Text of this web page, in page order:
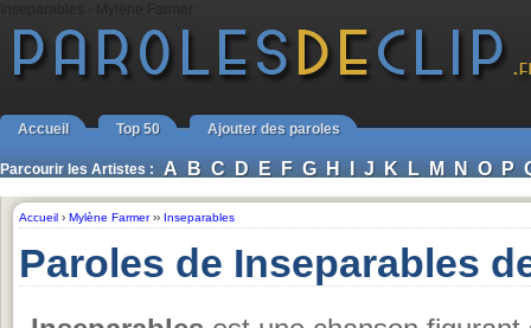
Accueil Top 50 Ajouter des paroles
Parcourir les Artistes : A B C D E F G H I J K L M N O P
Accueil › Mylène Farmer›› Inseparables
Paroles de Inseparables